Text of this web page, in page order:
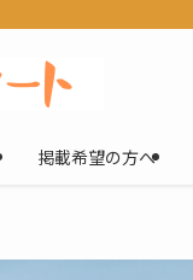
掲載希望の方へ